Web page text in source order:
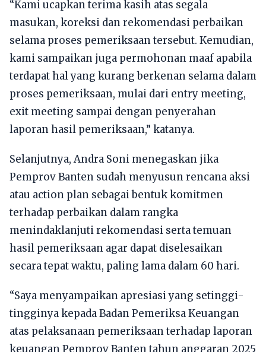
“Kami ucapkan terima kasih atas segala
masukan, koreksi dan rekomendasi perbaikan
selama proses pemeriksaan tersebut. Kemudian,
kami sampaikan juga permohonan maaf apabila
terdapat hal yang kurang berkenan selama dalam
proses pemeriksaan, mulai dari entry meeting,
exit meeting sampai dengan penyerahan
laporan hasil pemeriksaan,” katanya.
Selanjutnya, Andra Soni menegaskan jika
Pemprov Banten sudah menyusun rencana aksi
atau action plan sebagai bentuk komitmen
terhadap perbaikan dalam rangka
menindaklanjuti rekomendasi serta temuan
hasil pemeriksaan agar dapat diselesaikan
secara tepat waktu, paling lama dalam 60 hari.
“Saya menyampaikan apresiasi yang setinggi-
tingginya kepada Badan Pemeriksa Keuangan
atas pelaksanaan pemeriksaan terhadap laporan
keuangan Pemprov Banten tahun anggaran 2025